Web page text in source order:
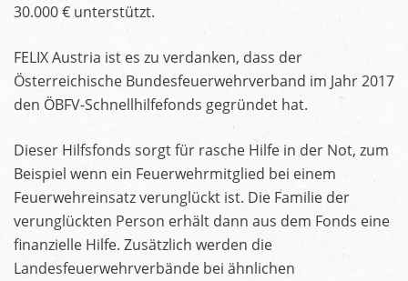
30.000 € unterstützt.
FELIX Austria ist es zu verdanken, dass der
Österreichische Bundesfeuerwehrverband im Jahr 2017
den ÖBFV-Schnellhilfefonds gegründet hat.
Dieser Hilfsfonds sorgt für rasche Hilfe in der Not, zum
Beispiel wenn ein Feuerwehrmitglied bei einem
Feuerwehreinsatz verunglückt ist. Die Familie der
verunglückten Person erhält dann aus dem Fonds eine
finanzielle Hilfe. Zusätzlich werden die
Landesfeuerwehrverbände bei ähnlichen